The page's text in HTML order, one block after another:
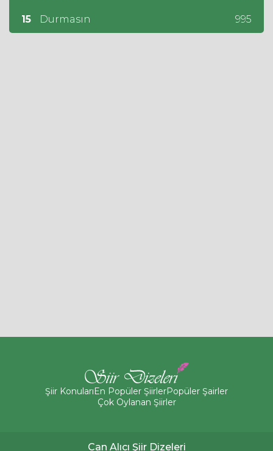
15 Durmasın 995
Şiir KonularıEn Popüler ŞiirlerPopüler Şairler
Çok Oylanan Şiirler
Can Alıcı Şiir Dizeleri